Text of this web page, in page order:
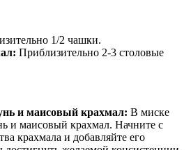
1/2 чашки.
Приблизительно 2-3 столовые
и маисовый крахмал: В миске
и маисовый крахмал. Начните с
крахмала и добавляйте его